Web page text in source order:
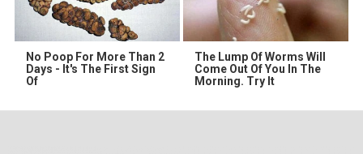
No Poop For More Than 2
Days - It's The First Sign
Of
The Lump Of Worms Will
Come Out Of You In The
Morning. Try It